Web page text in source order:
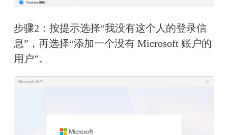
步骤2：按提示选择“我没有这个人的登录信
息”，再选择“添加一个没有 Microsoft 账户的
用户”。